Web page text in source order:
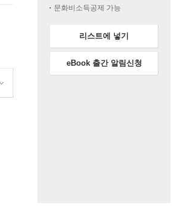
문화비소득공제 가능
리스트에 넣기
eBook 출간 알림신청